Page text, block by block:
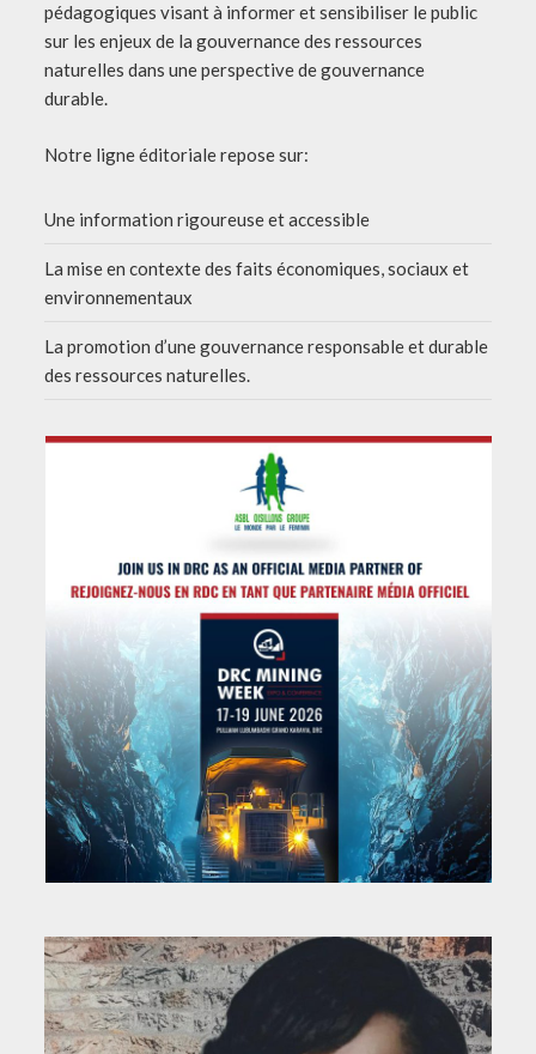
pédagogiques visant à informer et sensibiliser le public
sur les enjeux de la gouvernance des ressources
naturelles dans une perspective de gouvernance
durable.
Notre ligne éditoriale repose sur:
Une information rigoureuse et accessible
La mise en contexte des faits économiques, sociaux et
environnementaux
La promotion d’une gouvernance responsable et durable
des ressources naturelles.